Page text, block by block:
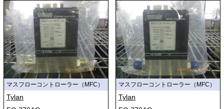
マスフローコントローラー（MFC）
Tylan
マスフローコントローラー（MFC）
Tylan